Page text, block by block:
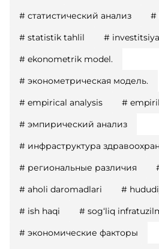
# статистический анализ #
# statistik tahlil #
# ekonometrik model.
# эконометрическая модель.
# empirical analysis #
# эмпирический анализ
# инфраструктура
# региональные различия
# aholi daromadlari #
# ish haqi # sog‘liq
# экономические факторы